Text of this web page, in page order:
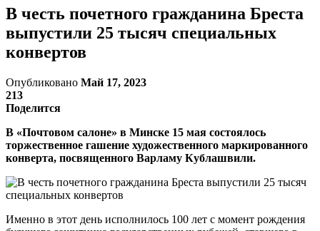
В честь почетного гражданина Бреста
выпустили 25 тысяч специальных
конвертов
Опубликовано Май 17, 2023
213
Поделится
В «Почтовом салоне» в Минске 15 мая состоялось
торжественное гашение художественного маркированного
конверта, посвященного Варламу Кублашвили.
Именно в этот день исполнилось 100 лет с момент рождения